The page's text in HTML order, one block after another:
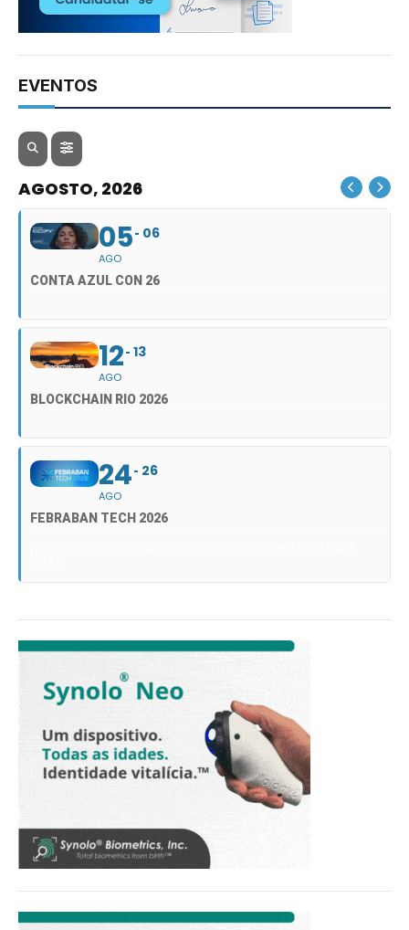
EVENTOS
AGOSTO, 2026
05
AGO
06
CONTA AZUL CON 26
12
AGO
13
BLOCKCHAIN RIO 2026
24
AGO
26
FEBRABAN TECH 2026